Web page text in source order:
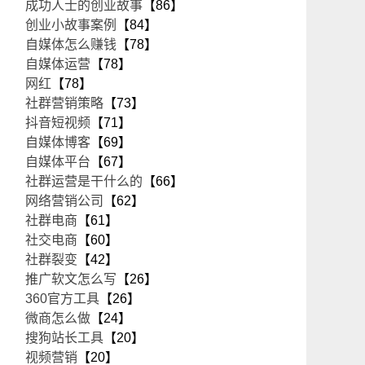
成功人士的创业故事 【86】
创业小故事案例
【84】
自媒体怎么赚钱 【78】
自媒体运营 【78】
网红 【78】
社群营销策略 【73】
抖音短视频 【71】
自媒体博客 【69】
自媒体平台 【67】
社群运营是干什么的 【66】
网络营销公司
【62】
社群电商 【61】
社交电商 【60】
社群裂变 【42】
推广软文怎么写 【26】
360官方工具 【26】
微商怎么做 【24】
搜狗站长工具 【20】
视频营销 【20】